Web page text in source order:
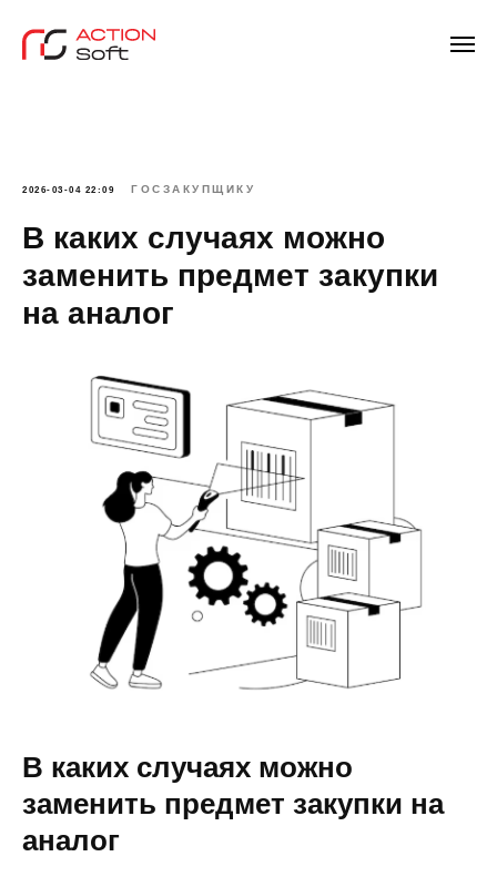
2026-03-04 22:09 ГОСЗАКУПЩИКУ
В каких случаях можно
заменить предмет закупки
на аналог
В каких случаях можно
заменить предмет закупки на
аналог